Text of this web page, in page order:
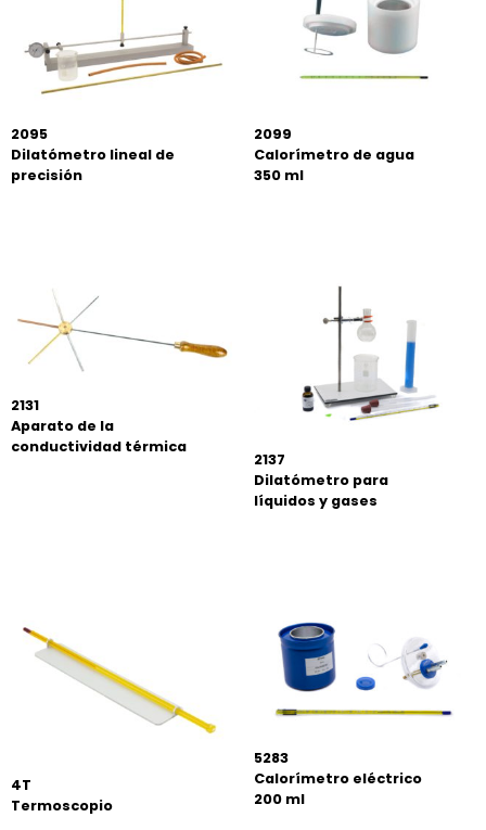
2095
Dilatómetro lineal de
precisión
2099
Calorímetro de agua
350 ml
2131
Aparato de la
conductividad térmica
2137
Dilatómetro para
líquidos y gases
4T
Termoscopio
5283
Calorímetro eléctrico
200 ml